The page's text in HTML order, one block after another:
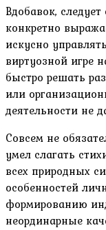
Вдобавок,
конкретно
искусно
виртуозной игре
быстро решать
или
деятельности не
Совсем не
умел слагать
всех природных
особенностей
формированию
неординарные